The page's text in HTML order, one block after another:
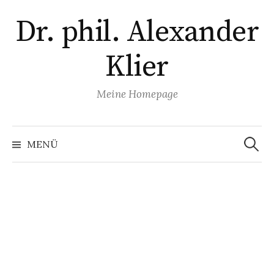
Inhalt
überspringen
Dr. phil. Alexander
Klier
Meine Homepage
MENÜ
Suchen
nach: